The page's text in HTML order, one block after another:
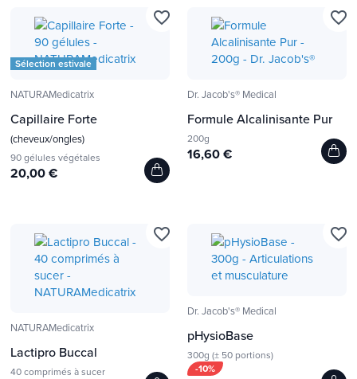
Sélection estivale
NATURAMedicatrix
Capillaire Forte
(cheveux/ongles)
90 gélules végétales
20,00 €
favorite_border
Dr. Jacob's® Medical
Formule Alcalinisante Pur
200g
16,60 €
favorite_border
NATURAMedicatrix
Lactipro Buccal
40 comprimés à sucer
favorite_border
Dr. Jacob's® Medical
pHysioBase
300g (± 50 portions)
-10%
favorite_border